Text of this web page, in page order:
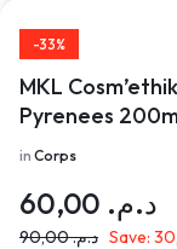
-33%
MKL
Pyrenees
in Corps
د.م.
د.م.90,00 Save: